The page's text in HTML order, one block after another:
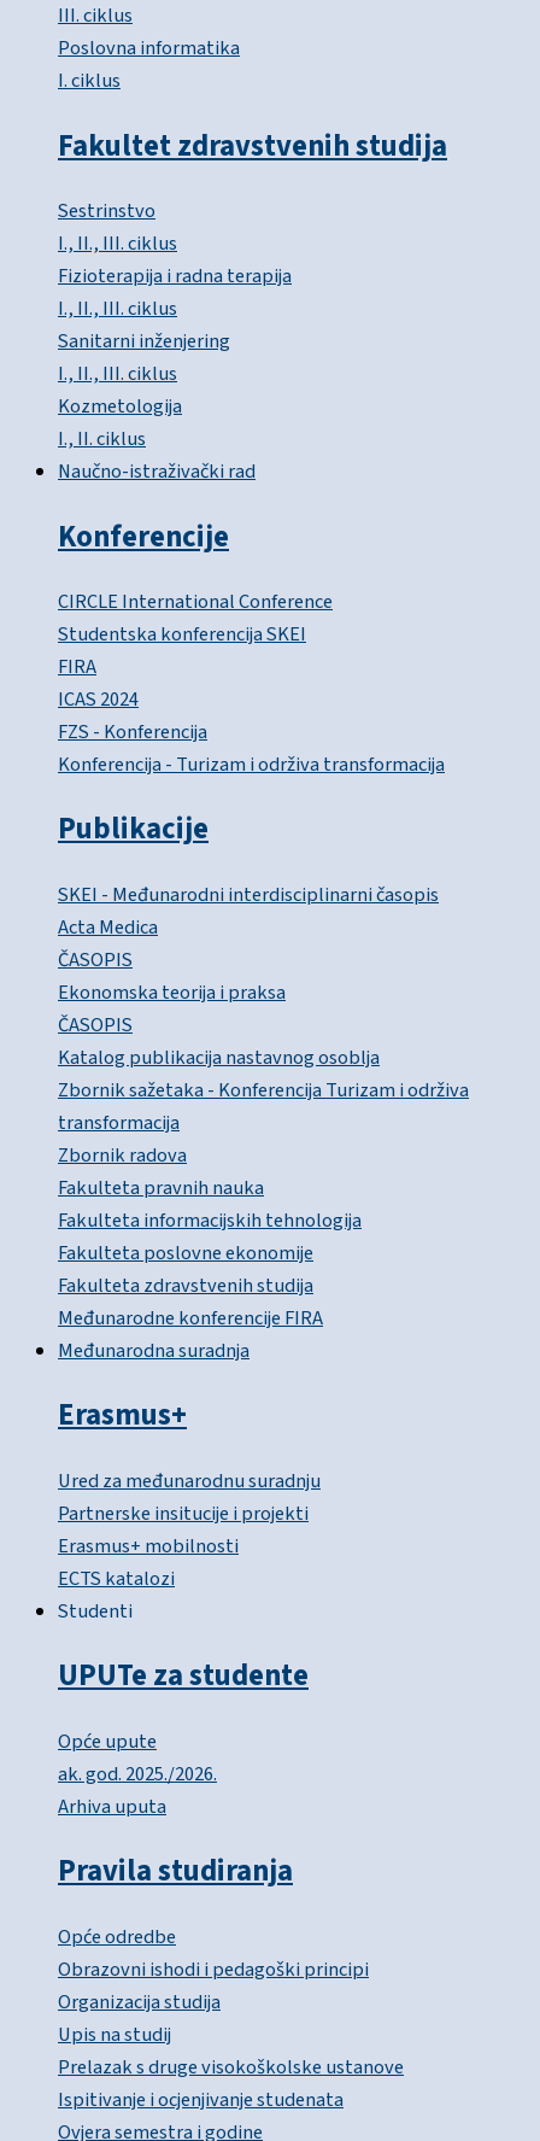
III. ciklus
Poslovna informatika
I. ciklus
Fakultet zdravstvenih studija
Sestrinstvo
I., II., III. ciklus
Fizioterapija i radna terapija
I., II., III. ciklus
Sanitarni inženjering
I., II., III. ciklus
Kozmetologija
I., II. ciklus
Naučno-istraživački rad
Konferencije
CIRCLE International Conference
Studentska konferencija SKEI
FIRA
ICAS 2024
FZS - Konferencija
Konferencija - Turizam i održiva transformacija
Publikacije
SKEI - Međunarodni interdisciplinarni časopis
Acta Medica
ČASOPIS
Ekonomska teorija i praksa
ČASOPIS
Katalog publikacija nastavnog osoblja
Zbornik sažetaka - Konferencija Turizam i održiva
transformacija
Zbornik radova
Fakulteta pravnih nauka
Fakulteta informacijskih tehnologija
Fakulteta poslovne ekonomije
Fakulteta zdravstvenih studija
Međunarodne konferencije FIRA
Međunarodna suradnja
Erasmus+
Ured za međunarodnu suradnju
Partnerske insitucije i projekti
Erasmus+ mobilnosti
ECTS katalozi
Studenti
UPUTe za studente
Opće upute
ak. god. 2025./2026.
Arhiva uputa
Pravila studiranja
Opće odredbe
Obrazovni ishodi i pedagoški principi
Organizacija studija
Upis na studij
Prelazak s druge visokoškolske ustanove
Ispitivanje i ocjenjivanje studenata
Ovjera semestra i godine